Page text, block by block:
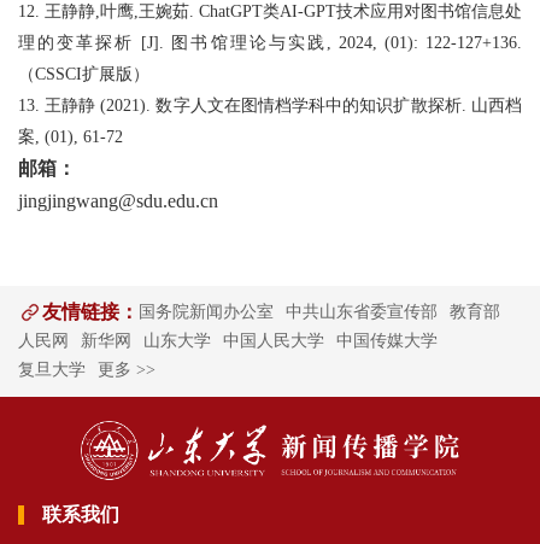
12. 王静静,叶鹰,王婉茹. ChatGPT类AI-GPT技术应用对图书馆信息处
理的变革探析 [J]. 图书馆理论与实践, 2024, (01): 122-127+136.
（CSSCI扩展版）
13. 王静静 (2021). 数字人文在图情档学科中的知识扩散探析. 山西档
案, (01), 61-72
邮箱：
jingjingwang@sdu.edu.cn
友情链接： 国务院新闻办公室 中共山东省委宣传部
教育部
人民网
新华网 山东大学 中国人民大学
中国传媒大学
复旦大学
更多 >>
联系我们